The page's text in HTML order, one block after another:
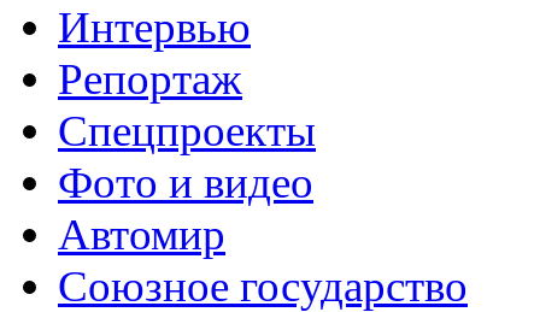
Интервью
Репортаж
Спецпроекты
Фото и видео
Автомир
Союзное государство